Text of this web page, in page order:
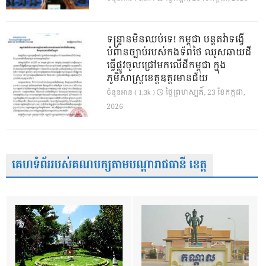
ទន្ទ្រានមិនឈប់ទេ! កម្ពុជា បន្តតវ៉ាទង្វើ
បំពានច្បាប់របស់កងទ័ពថៃ ឈូសឆាយដី
ធ្វើផ្លូវចូលជ្រៅមកលើដីកម្ពុជា ក្នុង
ភូមិសាស្ត្រខេត្តឧត្តរមានជ័យ
ចំនួនអាន ( 1.3k )
ថ្ងៃ​ព្រហស្បតិ៍, 23 ខែ​កក្កដា,
2026
គេហទំព័ររបស់គណបក្សតាមបណ្តារាជធានី ខេត្ត